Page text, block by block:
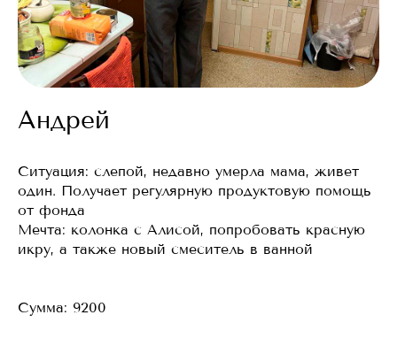
Андрей
Ситуация: слепой, недавно умерла мама, живет
один. Получает регулярную продуктовую помощь
от фонда
Мечта: колонка с Алисой, попробовать красную
икру, а также новый смеситель в ванной
Сумма: 9200